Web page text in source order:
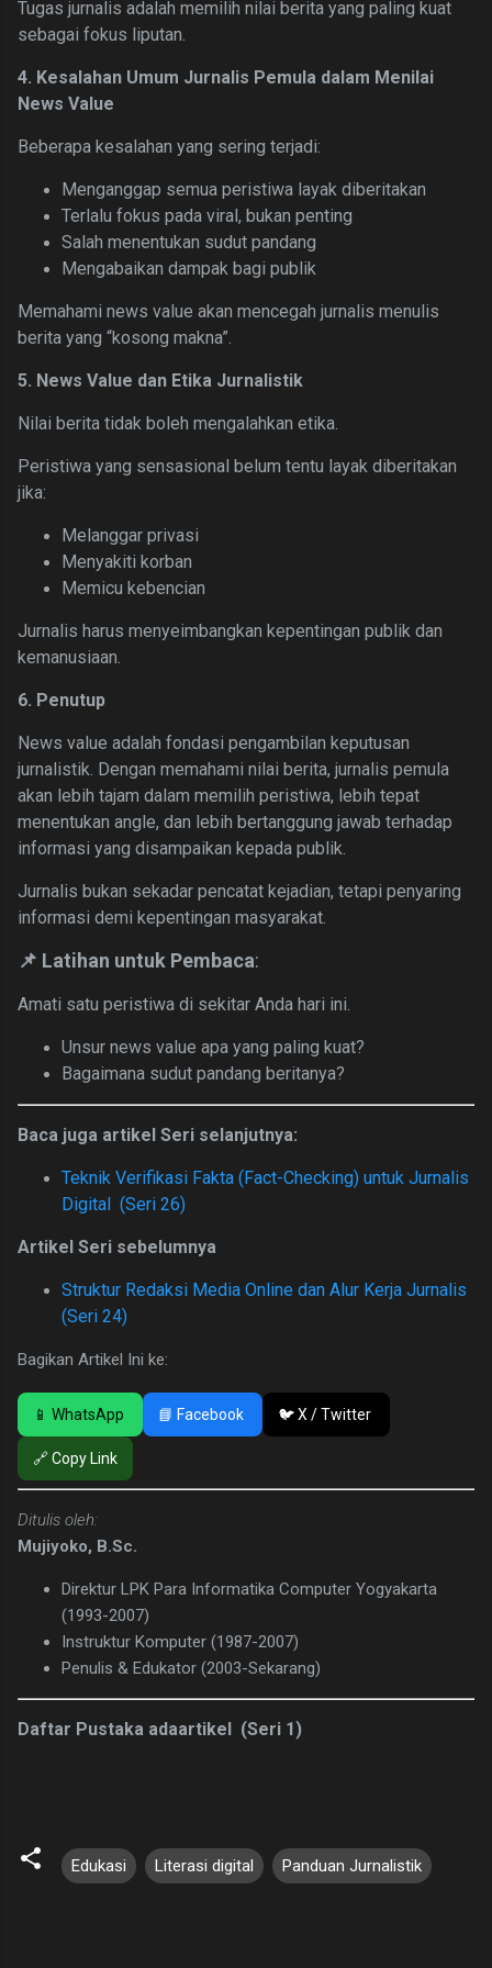
Tugas jurnalis adalah memilih nilai berita yang paling kuat
sebagai fokus liputan.
4. Kesalahan Umum Jurnalis Pemula dalam Menilai
News Value
Beberapa kesalahan yang sering terjadi:
Menganggap semua peristiwa layak diberitakan
Terlalu fokus pada viral, bukan penting
Salah menentukan sudut pandang
Mengabaikan dampak bagi publik
Memahami news value akan mencegah jurnalis menulis
berita yang “kosong makna”.
5. News Value dan Etika Jurnalistik
Nilai berita tidak boleh mengalahkan etika.
Peristiwa yang sensasional belum tentu layak diberitakan
jika:
Melanggar privasi
Menyakiti korban
Memicu kebencian
Jurnalis harus menyeimbangkan kepentingan publik dan
kemanusiaan.
6. Penutup
News value adalah fondasi pengambilan keputusan
jurnalistik. Dengan memahami nilai berita, jurnalis pemula
akan lebih tajam dalam memilih peristiwa, lebih tepat
menentukan angle, dan lebih bertanggung jawab terhadap
informasi yang disampaikan kepada publik.
Jurnalis bukan sekadar pencatat kejadian, tetapi penyaring
informasi demi kepentingan masyarakat.
📌 Latihan untuk Pembaca:
Amati satu peristiwa di sekitar Anda hari ini.
Unsur news value apa yang paling kuat?
Bagaimana sudut pandang beritanya?
Baca juga artikel Seri selanjutnya:
Teknik Verifikasi Fakta (Fact-Checking) untuk Jurnalis
Digital (Seri 26)
Artikel Seri sebelumnya
Struktur Redaksi Media Online dan Alur Kerja Jurnalis
(Seri 24)
Bagikan Artikel Ini ke:
📱 WhatsApp 📘 Facebook 🐦 X / Twitter
🔗 Copy Link
Ditulis oleh:
Mujiyoko, B.Sc.
Direktur LPK Para Informatika Computer Yogyakarta
(1993-2007)
Instruktur Komputer (1987-2007)
Penulis & Edukator (2003-Sekarang)
Daftar Pustaka adaartikel (Seri 1)
Edukasi Literasi digital Panduan Jurnalistik